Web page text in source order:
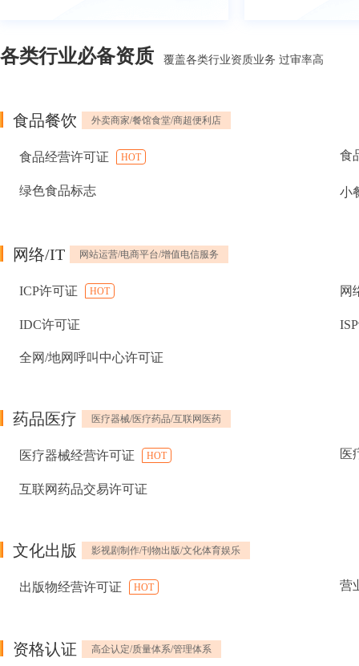
各类行业必备资质 覆盖各类行业资质业务 过审率高
食品餐饮 外卖商家/餐馆食堂/商超便利店
食品经营许可证 HOT 食
绿色食品标志 小
网络/IT 网站运营/电商平台/增值电信服务
ICP许可证 HOT 网
IDC许可证
全网/地网呼叫中心许可证
药品医疗 医疗器械/医疗药品/互联网医药
医疗器械经营许可证 HOT 医
互联网药品交易许可证
文化出版 影视剧制作/刊物出版/文化体育娱乐
出版物经营许可证 HOT 营
资格认证 高企认定/质量体系/管理体系